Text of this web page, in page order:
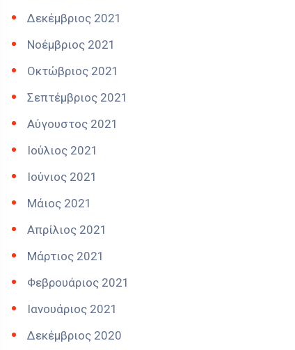
Δεκέμβριος 2021
Νοέμβριος 2021
Οκτώβριος 2021
Σεπτέμβριος 2021
Αύγουστος 2021
Ιούλιος 2021
Ιούνιος 2021
Μάιος 2021
Απρίλιος 2021
Μάρτιος 2021
Φεβρουάριος 2021
Ιανουάριος 2021
Δεκέμβριος 2020